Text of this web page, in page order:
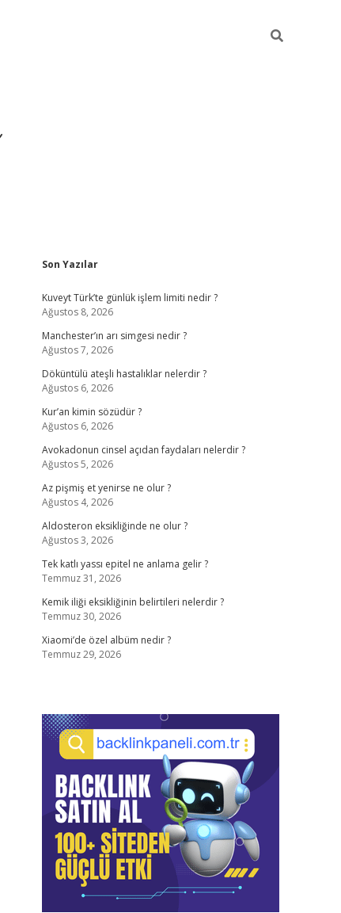
Sidebar
Son Yazılar
Kuveyt Türk’te günlük işlem limiti nedir ?
Ağustos 8, 2026
Manchester’ın arı simgesi nedir ?
Ağustos 7, 2026
Döküntülü ateşli hastalıklar nelerdir ?
Ağustos 6, 2026
Kur’an kimin sözüdür ?
Ağustos 6, 2026
Avokadonun cinsel açıdan faydaları nelerdir ?
Ağustos 5, 2026
Az pişmiş et yenirse ne olur ?
Ağustos 4, 2026
Aldosteron eksikliğinde ne olur ?
Ağustos 3, 2026
Tek katlı yassı epitel ne anlama gelir ?
Temmuz 31, 2026
Kemik iliği eksikliğinin belirtileri nelerdir ?
Temmuz 30, 2026
Xiaomi’de özel albüm nedir ?
Temmuz 29, 2026